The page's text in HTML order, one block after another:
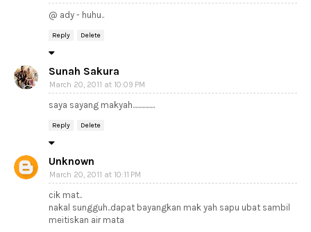
@ ady - huhu..
Reply Delete
Sunah Sakura
March 20, 2011 at 10:09 PM
saya sayang makyah................
Reply Delete
Unknown
March 20, 2011 at 10:11 PM
cik mat..
nakal sungguh..dapat bayangkan mak yah sapu ubat sambil
meitiskan air mata